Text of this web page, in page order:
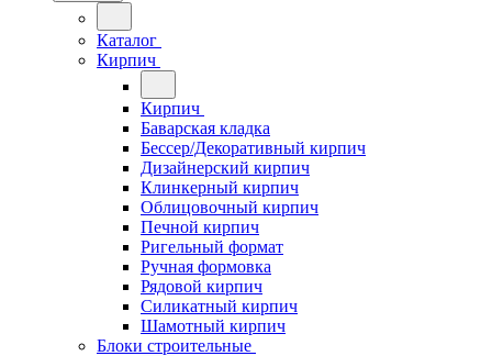
Каталог
Кирпич
Кирпич
Баварская кладка
Бессер/Декоративный кирпич
Дизайнерский кирпич
Клинкерный кирпич
Облицовочный кирпич
Печной кирпич
Ригельный формат
Ручная формовка
Рядовой кирпич
Силикатный кирпич
Шамотный кирпич
Блоки строительные